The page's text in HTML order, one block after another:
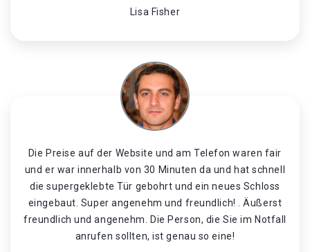
Lisa Fisher
Die Preise auf der Website und am Telefon waren fair
und er war innerhalb von 30 Minuten da und hat schnell
die supergeklebte Tür gebohrt und ein neues Schloss
eingebaut. Super angenehm und freundlich! . Äußerst
freundlich und angenehm. Die Person, die Sie im Notfall
anrufen sollten, ist genau so eine!